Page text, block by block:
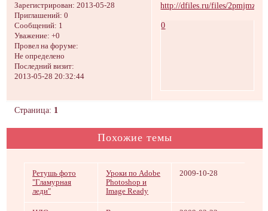
Зарегистрирован: 2013-05-28
Приглашений: 0
Сообщений: 1
Уважение: +0
Провел на форуме:
Не определено
Последний визит:
2013-05-28 20:32:44
http://dfiles.ru/files/2pmjmz690
0
Страница: 1
Похожие темы
Ретушь фото
"Гламурная
леди"
Уроки по Adobe
Photoshop и
Image Ready
2009-10-28